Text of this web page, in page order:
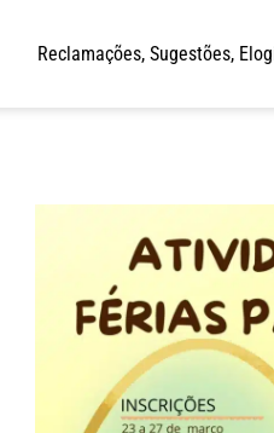
Reclamações, Sugestões,